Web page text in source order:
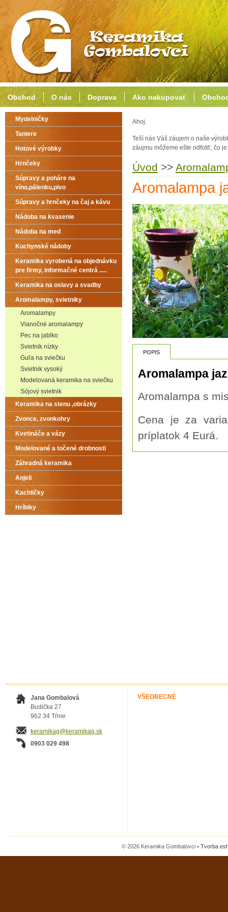
Ahoj.
Teší nás Váš záujem o naše
záujmu môžeme ešte odfotiť, čo
Úvod >>
Aromalampa
POPIS
Aromalampa
Aromalampa s
Cena je za
príplatok 4 Eurá.
Mydelničky
Taniere
Hotové výrobky
Hrnčeky
Súpravy a poháre na
víno,pálenku,pivo
Súpravy a hrnčeky na čaj a kávu
Nádoba na kvasenie
Nádoba na med
Kuchynské nádoby
Keramika vyrobená na objednávku
pre firmy, informačné centrá .....
Keramika na oslavy a svadby
Aromalampy, svietniky
Aromalampy
Vianočné aromalampy
Pec na jablko
Svietnik nízky
Guľa na sviečku
Svietnik vysoký
Modelovaná keramika na sviečku
Sójový svietnik
Keramika na stenu ,obrázky
Zvonce, zvonkohry
Kvetináče a vázy
Modelované a točené drobnosti
Záhradná keramika
Anjeli
Kachličky
Hríbiky
Jana Gombalová
Budička 27
962 34 Tŕnie
keramikag@keramikag.sk
0903 029 498
VŠEOBECNÉ
© 2026 Keramika Gombalovci • Tvorba
Obchod O nás Doprava Ako nakupovať